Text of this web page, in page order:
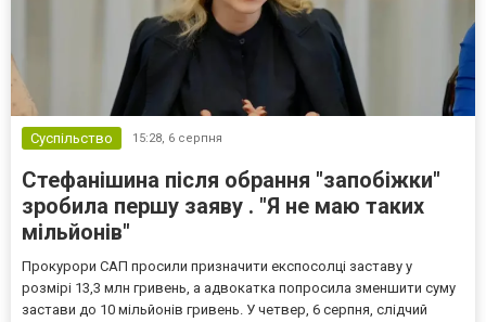
Суспільство 15:28, 6 серпня
Стефанішина після обрання "запобіжки"
зробила першу заяву . "Я не маю таких
мільйонів"
Прокурори САП просили призначити експосолці заставу у
розмірі 13,3 млн гривень, а адвокатка попросила зменшити суму
застави до 10 мільйонів гривень. У четвер, 6 серпня, слідчий